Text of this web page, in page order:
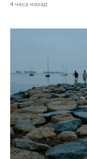
4 часа назад